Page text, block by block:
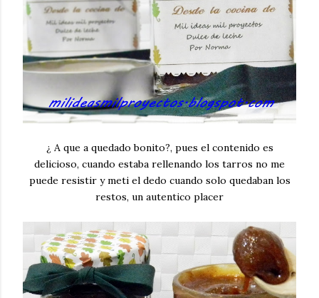
¿ A que a quedado bonito?, pues el contenido es
delicioso, cuando estaba rellenando los tarros no me
puede resistir y meti el dedo cuando solo quedaban los
restos, un autentico placer